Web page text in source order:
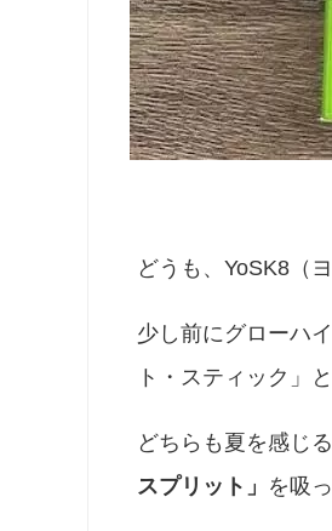
どうも、YoSK8（
少し前にグローハ
ト・スティック」
どちらも夏を感じ
スプリット」 を吸